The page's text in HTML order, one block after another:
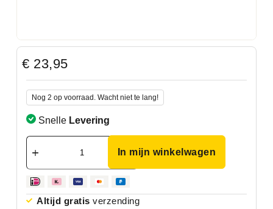
€ 23,95
Nog 2 op voorraad. Wacht niet te lang!
Snelle Levering
In mijn winkelwagen
Altijd gratis verzending